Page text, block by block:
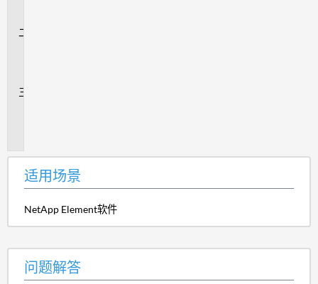
适用场景
NetApp Element软件
问题解答